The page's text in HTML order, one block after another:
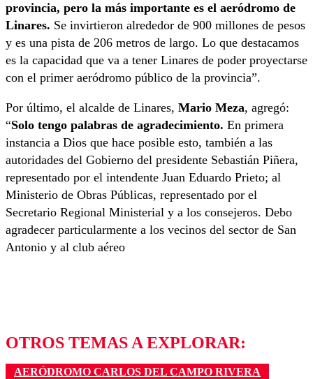
provincia, pero la más importante es el aeródromo de
Linares. Se invirtieron alrededor de 900 millones de pesos
y es una pista de 206 metros de largo. Lo que destacamos
es la capacidad que va a tener Linares de poder proyectarse
con el primer aeródromo público de la provincia”.
Por último, el alcalde de Linares, Mario Meza, agregó:
“Solo tengo palabras de agradecimiento. En primera
instancia a Dios que hace posible esto, también a las
autoridades del Gobierno del presidente Sebastián Piñera,
representado por el intendente Juan Eduardo Prieto; al
Ministerio de Obras Públicas, representado por el
Secretario Regional Ministerial y a los consejeros. Debo
agradecer particularmente a los vecinos del sector de San
Antonio y al club aéreo
OTROS TEMAS A EXPLORAR:
AERÓDROMO CARLOS DEL CAMPO RIVERA